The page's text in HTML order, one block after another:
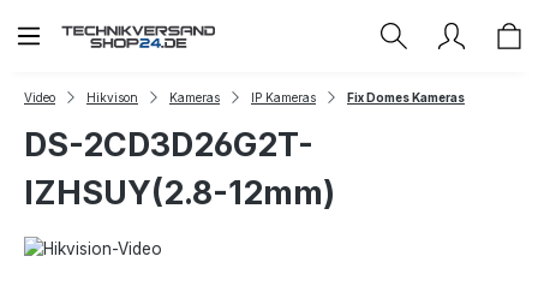
Zum Hauptinhalt springen
Video Hikvison Kameras IP Kameras Fix Domes Kameras
DS-2CD3D26G2T-
IZHSUY(2.8-12mm)